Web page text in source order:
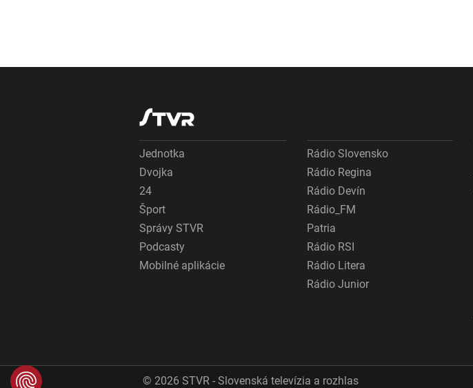
Jednotka
Dvojka
24
Šport
Správy STVR
Podcasty
Mobilné aplikácie
Rádio Slovensko
Rádio Regina
Rádio Devín
Rádio_FM
Patria
Rádio RSI
Rádio Litera
Rádio Junior
© 2026 STVR - Slovenská televízia a rozhlas